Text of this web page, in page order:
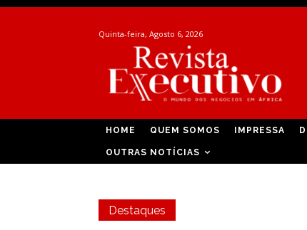
Quinta-feira, Agosto 6, 2026
HOME QUEM SOMOS IMPRESSA
OUTRAS NOTÍCIAS
Destaques